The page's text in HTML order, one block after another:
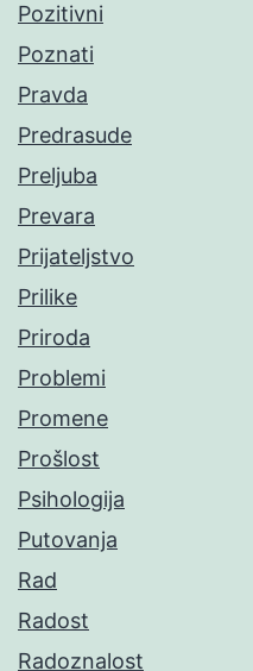
Pozitivni
Poznati
Pravda
Predrasude
Preljuba
Prevara
Prijateljstvo
Prilike
Priroda
Problemi
Promene
Prošlost
Psihologija
Putovanja
Rad
Radost
Radoznalost